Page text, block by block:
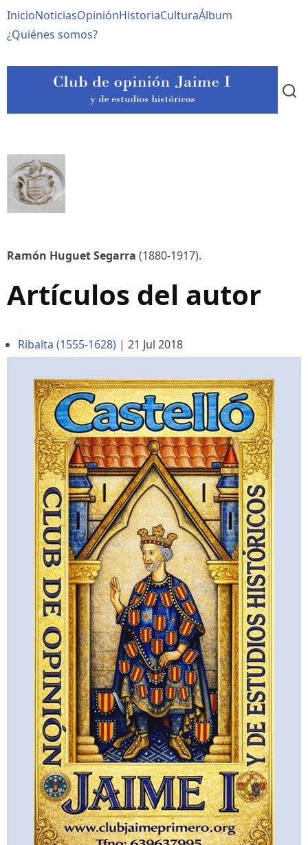
al
contenido
Navegación
principal
InicioNoticiasOpiniónHistoriaCulturaÁlbum
¿Quiénes somos?
Ramón Huguet Segarra (1880-1917).
Artículos del autor
Ribalta (1555-1628) | 21 Jul 2018